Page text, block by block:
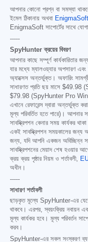
আপনার কোনো প্রশ্ন বা সমস্যা
ইমেল ঠিকানায় অথবা
EnigmaSoft সাপোর্টের সাথে
-----
SpyHunter ক্রয়ের বিবরণ
আপনার কাছে সম্পূর্ণ কার্যকারিতার
যার মধ্যে ম্যালওয়্যার অপসারণ এবং
অ্যাক্সেস অন্তর্ভুক্ত। অফারিং
সাধারণত প্রতি ছয় মাসে $49.98
$79.98 (SpyHunter Pro
এখানে রেফারেন্স দ্বারা অন্তর্ভুক্ত
মূল্য পরিবর্তিত হতে পারে)। আপনার
সাবস্ক্রিপশন কেনার সময় কার্যকর
একই সাবস্ক্রিপশন সময়কালের জন্য
জন্য, যদি আপনি একজন অবিচ্ছিন্ন
সাবস্ক্রিপশনের মেয়াদ শেষ হওয়ার
ক্রয় ক্রয় পৃষ্ঠার নিয়ম ও শর্তাবলী,
অধীন।
-----
সাধারণ শর্তাবলী
ছাড়কৃত মূল্যে SpyHunter-এর
থাকবে। এরপর, স্বয়ংক্রিয় নবায়ন
মূল্য কার্যকর হবে। মূল্য পরিবর্তন
করব।
SpyHunter-এর সকল সংস্করণ